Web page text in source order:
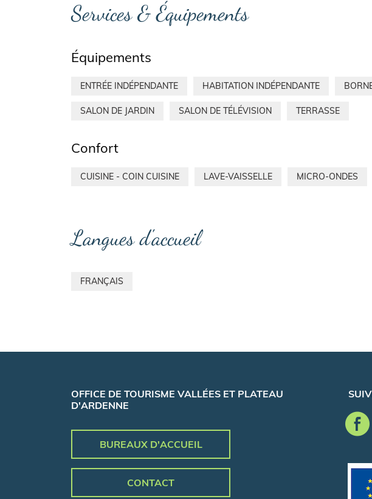
Services & Équipements
Équipements
ENTRÉE INDÉPENDANTE HABITATION INDÉPENDANTE
SALON DE JARDIN SALON DE TÉLÉVISION TERRASSE
Confort
CUISINE - COIN CUISINE LAVE-VAISSELLE MICRO-ONDES
Langues d'accueil
FRANÇAIS
OFFICE DE TOURISME VALLÉES ET PLATEAU
D'ARDENNE
BUREAUX D'ACCUEIL
CONTACT